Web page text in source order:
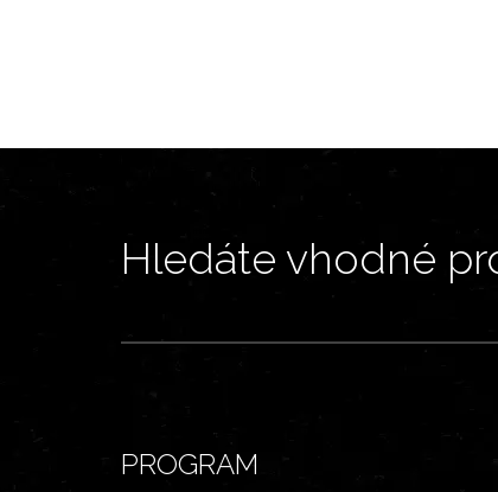
Hledáte vhodné
PROGRAM